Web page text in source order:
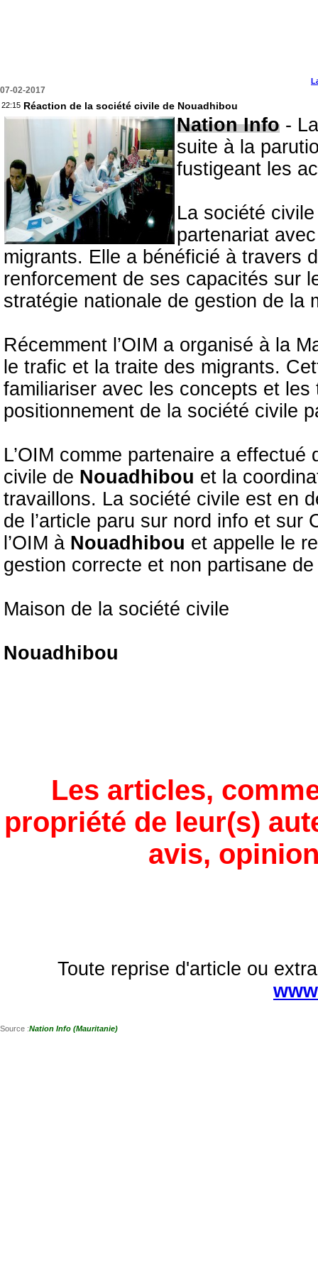
07-02-2017
22:15 Réaction de la société civile de Nouadhibou
Nation Info -
suite à la
fustigeant les
La société
partenariat
migrants. Elle a bénéficié à travers
renforcement de ses capacités sur
stratégie nationale de gestion de la
Récemment l’OIM a organisé à la
le trafic et la traite des migrants.
familiariser avec les concepts et
positionnement de la société civile
L’OIM comme partenaire a
civile de Nouadhibou et la
travaillons. La société civile est en
de l’article paru sur nord info et
l’OIM à Nouadhibou et appelle le
gestion correcte et non partisane de
Maison de la société civile
Nouadhibou
Les articles,
propriété de leur(s)
avis,
Toute reprise d'article ou
Source :Nation Info (Mauritanie)